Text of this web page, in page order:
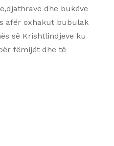
dhe bukëve
afër oxhakut bubulak
së Krishtlindjeve ku
fëmijët dhe të